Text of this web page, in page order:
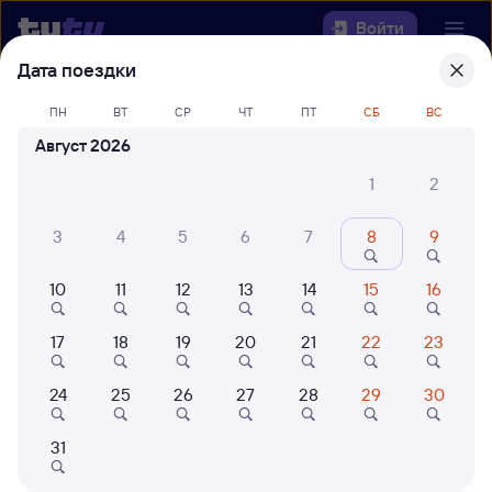
Войти
Выберите день, чтобы найтиж/д
билеты Куйтун — Анзёби
Куда
Когда
Кто едет
Найти поезда
Дата поездки
ПН ВТ СР ЧТ ПТ СБ ВС
Август 2026
1
2
3 4 5 6 7 8 9
10 11 12 13 14 15 16
17 18 19 20 21 22 23
24 25 26 27 28 29 30
31